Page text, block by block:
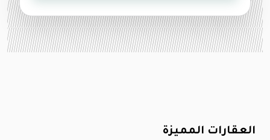
العقارات المميزة